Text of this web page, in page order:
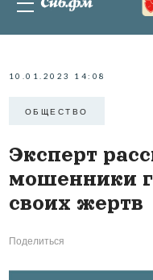
10.01.2023 14:08
ОБЩЕСТВО
Эксперт
мошенники
своих жертв
Поделиться